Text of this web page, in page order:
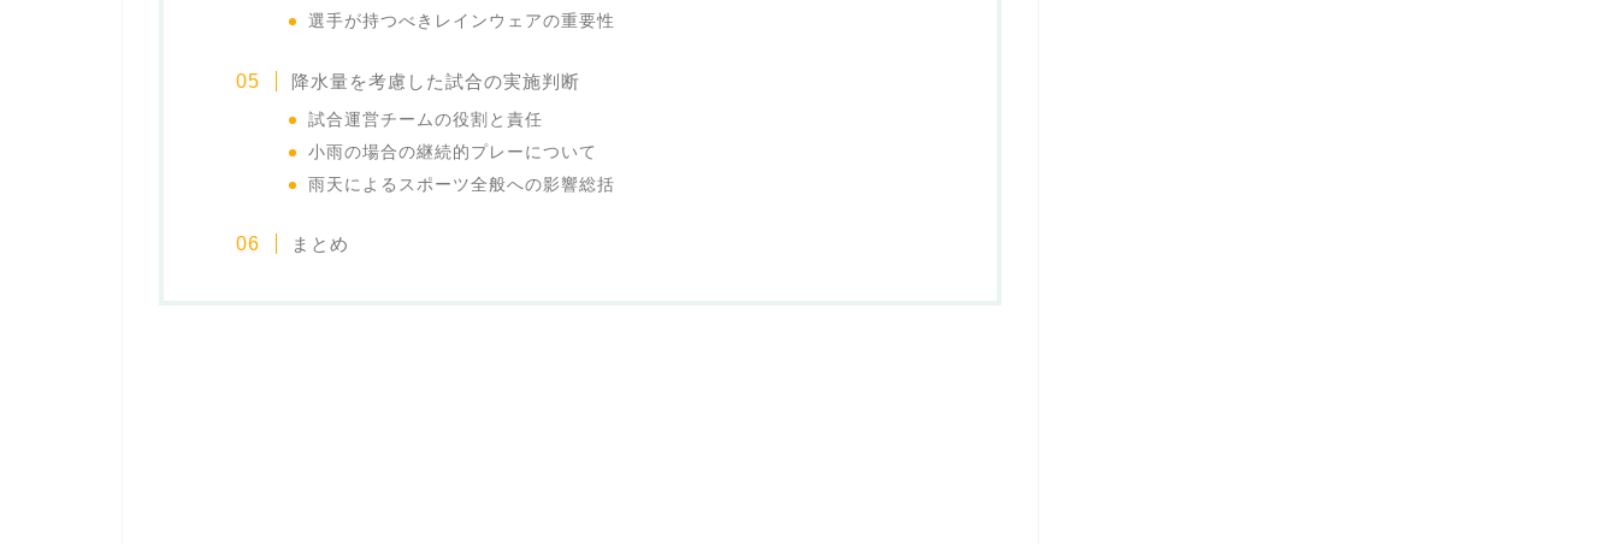
選手が持つべきレインウェアの重要性
降水量を考慮した試合の実施判断
試合運営チームの役割と責任
小雨の場合の継続的プレーについて
雨天によるスポーツ全般への影響総括
まとめ